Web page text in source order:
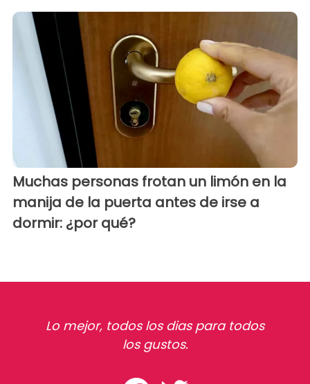
Muchas personas frotan un limón en la
manija de la puerta antes de irse a
dormir: ¿por qué?
Lo mejor, todos los dias para todos
los gustos.